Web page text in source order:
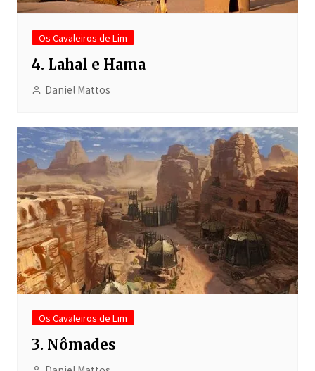
Os Cavaleiros de Lim
4. Lahal e Hama
Daniel Mattos
Os Cavaleiros de Lim
3. Nômades